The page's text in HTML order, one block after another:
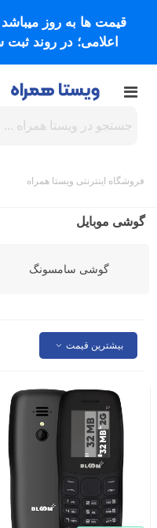
قیمت ها به روز
اعلامی؛ در روند
فروشگاه اینترنتی ویستا همراه
گوشی موبایل
گوشی سامسونگ
بیشترین قیمت